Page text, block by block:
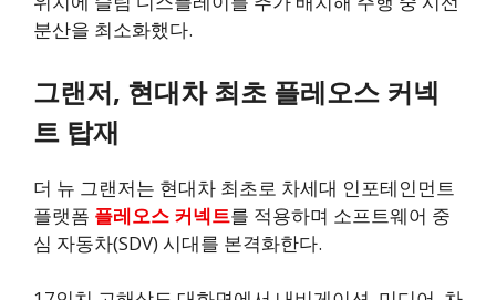
분산을 최소화했다.
그랜저, 현대차 최초 플레오스 커넥
트 탑재
더 뉴 그랜저는 현대차 최초로 차세대 인포테인먼트
플랫폼 플레오스 커넥트를 적용하며 소프트웨어 중
심 자동차(SDV) 시대를 본격화한다.